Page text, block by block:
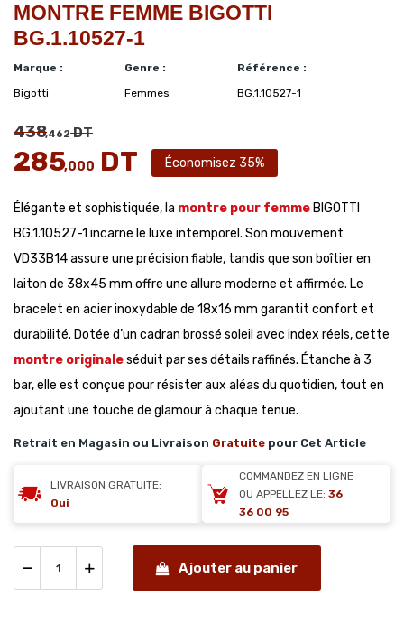
MONTRE FEMME BIGOTTI
BG.1.10527-1
Marque :
Bigotti
Genre :
Femmes
Référence :
BG.1.10527-1
438,462DT
285,000 DT Économisez 35%
Élégante et sophistiquée, la montre pour femme BIGOTTI
BG.1.10527-1 incarne le luxe intemporel. Son mouvement
VD33B14 assure une précision fiable, tandis que son boîtier en
laiton de 38x45 mm offre une allure moderne et affirmée. Le
bracelet en acier inoxydable de 18x16 mm garantit confort et
durabilité. Dotée d’un cadran brossé soleil avec index réels, cette
montre originaleséduit par ses détails raffinés. Étanche à 3
bar, elle est conçue pour résister aux aléas du quotidien, tout en
ajoutant une touche de glamour à chaque tenue.
Retrait en Magasin ou Livraison Gratuite pour Cet Article
LIVRAISON GRATUITE:
Oui
COMMANDEZ EN LIGNE
OU APPELLEZ LE: 36
36 00 95
Ajouter au panier